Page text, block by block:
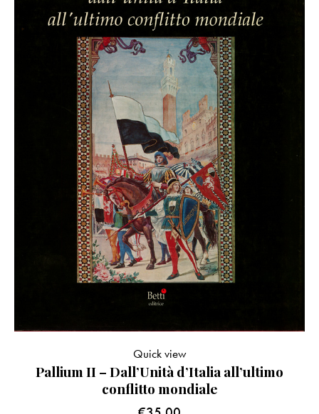
Pallium II – Dall’Unità d’Italia all’ultimo
conflitto mondiale
Quick view